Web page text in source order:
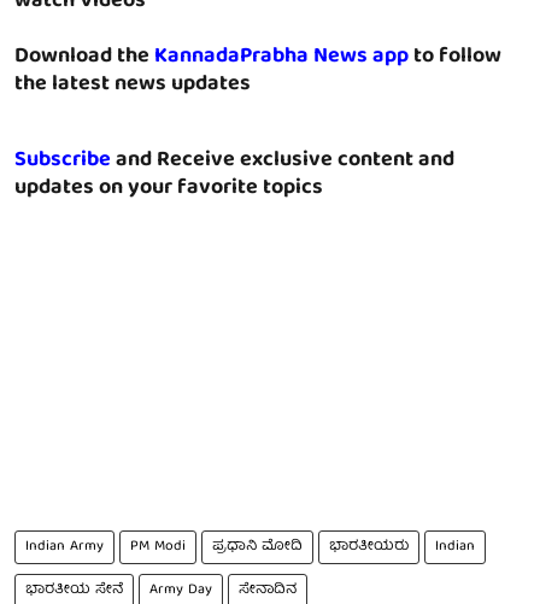
Download theKannadaPrabha News appto follow
the latest news updates
Subscribeand Receive exclusive content and
updates on your favorite topics
Indian Army PM Modi ಪ್ರಧಾನಿ ಮೋದಿ ಭಾರತೀಯರು
Indian
ಭಾರತೀಯ ಸೇನೆ
Army Day ಸೇನಾದಿನ